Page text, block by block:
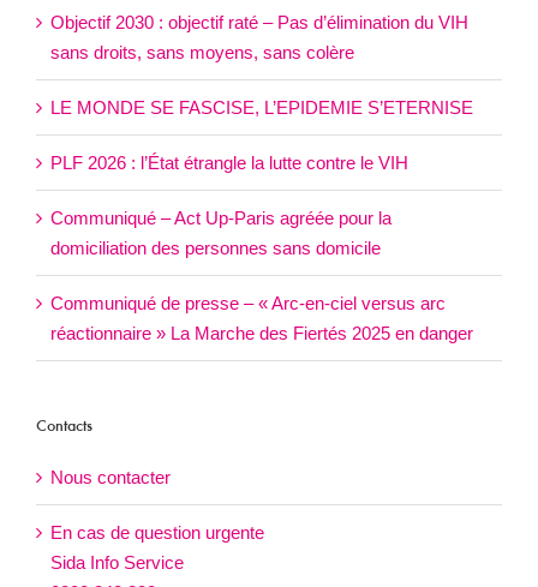
Objectif 2030 : objectif raté – Pas d’élimination du VIH
sans droits, sans moyens, sans colère
LE MONDE SE FASCISE, L’EPIDEMIE S’ETERNISE
PLF 2026 : l’État étrangle la lutte contre le VIH
Communiqué – Act Up-Paris agréée pour la
domiciliation des personnes sans domicile
Communiqué de presse – « Arc-en-ciel versus arc
réactionnaire » La Marche des Fiertés 2025 en danger
Contacts
Nous contacter
En cas de question urgente
Sida Info Service